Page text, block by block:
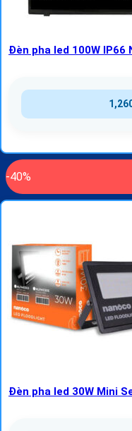
Đèn pha led 100W IP66
-40%
Đèn pha led 30W Mini